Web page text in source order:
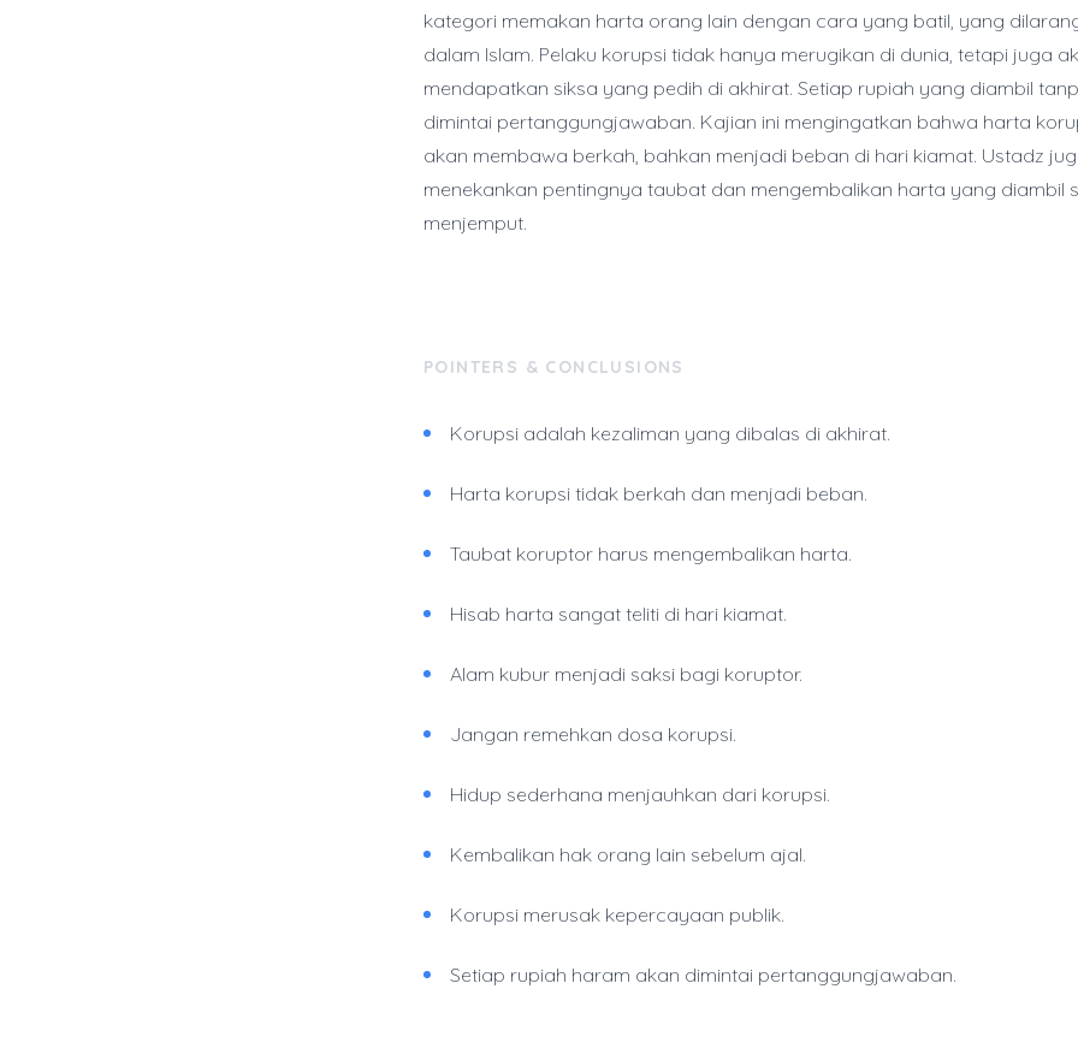
kategori memakan harta orang lain dengan cara yang batil, yang
dalam Islam. Pelaku korupsi tidak hanya merugikan di dunia, tetapi juga
mendapatkan siksa yang pedih di akhirat. Setiap rupiah yang diambil
dimintai pertanggungjawaban. Kajian ini mengingatkan bahwa harta
akan membawa berkah, bahkan menjadi beban di hari kiamat. Ustadz
menekankan pentingnya taubat dan mengembalikan harta yang diambil
menjemput.
POINTERS & CONCLUSIONS
Korupsi adalah kezaliman yang dibalas di akhirat.
Harta korupsi tidak berkah dan menjadi beban.
Taubat koruptor harus mengembalikan harta.
Hisab harta sangat teliti di hari kiamat.
Alam kubur menjadi saksi bagi koruptor.
Jangan remehkan dosa korupsi.
Hidup sederhana menjauhkan dari korupsi.
Kembalikan hak orang lain sebelum ajal.
Korupsi merusak kepercayaan publik.
Setiap rupiah haram akan dimintai pertanggungjawaban.